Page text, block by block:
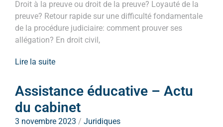
Droit à la preuve ou droit de la preuve? Loyauté de la
preuve? Retour rapide sur une difficulté fondamentale
de la procédure judiciaire: comment prouver ses
allégation? En droit civil,
Lire la suite
Assistance éducative – Actu
du cabinet
3 novembre 2023 / Juridiques